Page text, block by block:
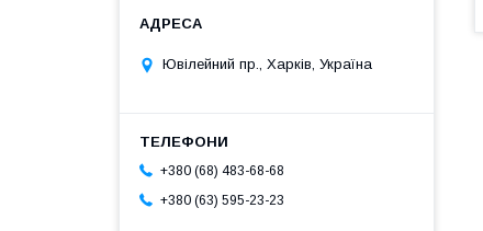
Ювілейний пр., Харків, Україна
+380 (68) 483-68-68
+380 (63) 595-23-23